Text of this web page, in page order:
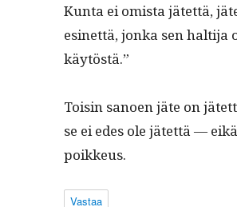
Kun­ta ei omista jätet­tä,
esinet­tä, jon­ka sen
käytöstä.”
Toisin sanoen jäte on
se ei edes ole jätet­tä —
poikkeus.
Vastaa